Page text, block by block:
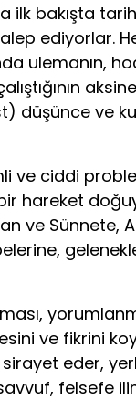
ilk bakışta
ediyorlar.
düşünce ve
ve ciddi
ve
ve fikrini
eder,
felsefe